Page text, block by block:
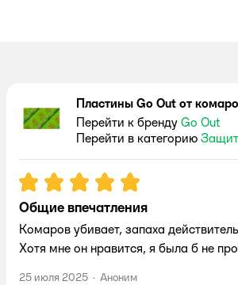
Пластины Go Out от
Перейти к бренду Go Out
Перейти в категорию
Рейтинг:5
Общие впечатления
Комаров убивает, запаха
Хотя мне он нравится, я была б не
25 июля 2025 · Аноним